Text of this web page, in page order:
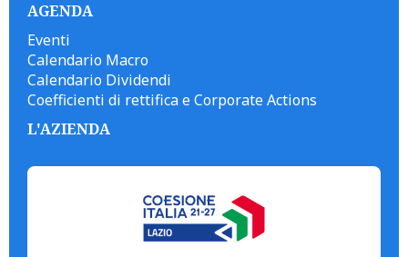
AGENDA
Eventi
Calendario Macro
Calendario Dividendi
Coefficienti di rettifica e Corporate Actions
L'AZIENDA